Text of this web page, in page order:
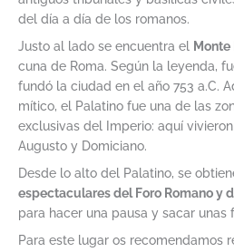
del día a día de los romanos.
Justo al lado se encuentra el
cuna de Roma. Según la leyenda,
fundó la ciudad en el año 753 a.C.
mítico, el Palatino fue una de las
exclusivas del Imperio: aquí
Augusto y Domiciano.
Desde lo alto del Palatino, se
espectaculares del Foro Romano y
para hacer una pausa y sacar unas
Para este lugar os recomendamos